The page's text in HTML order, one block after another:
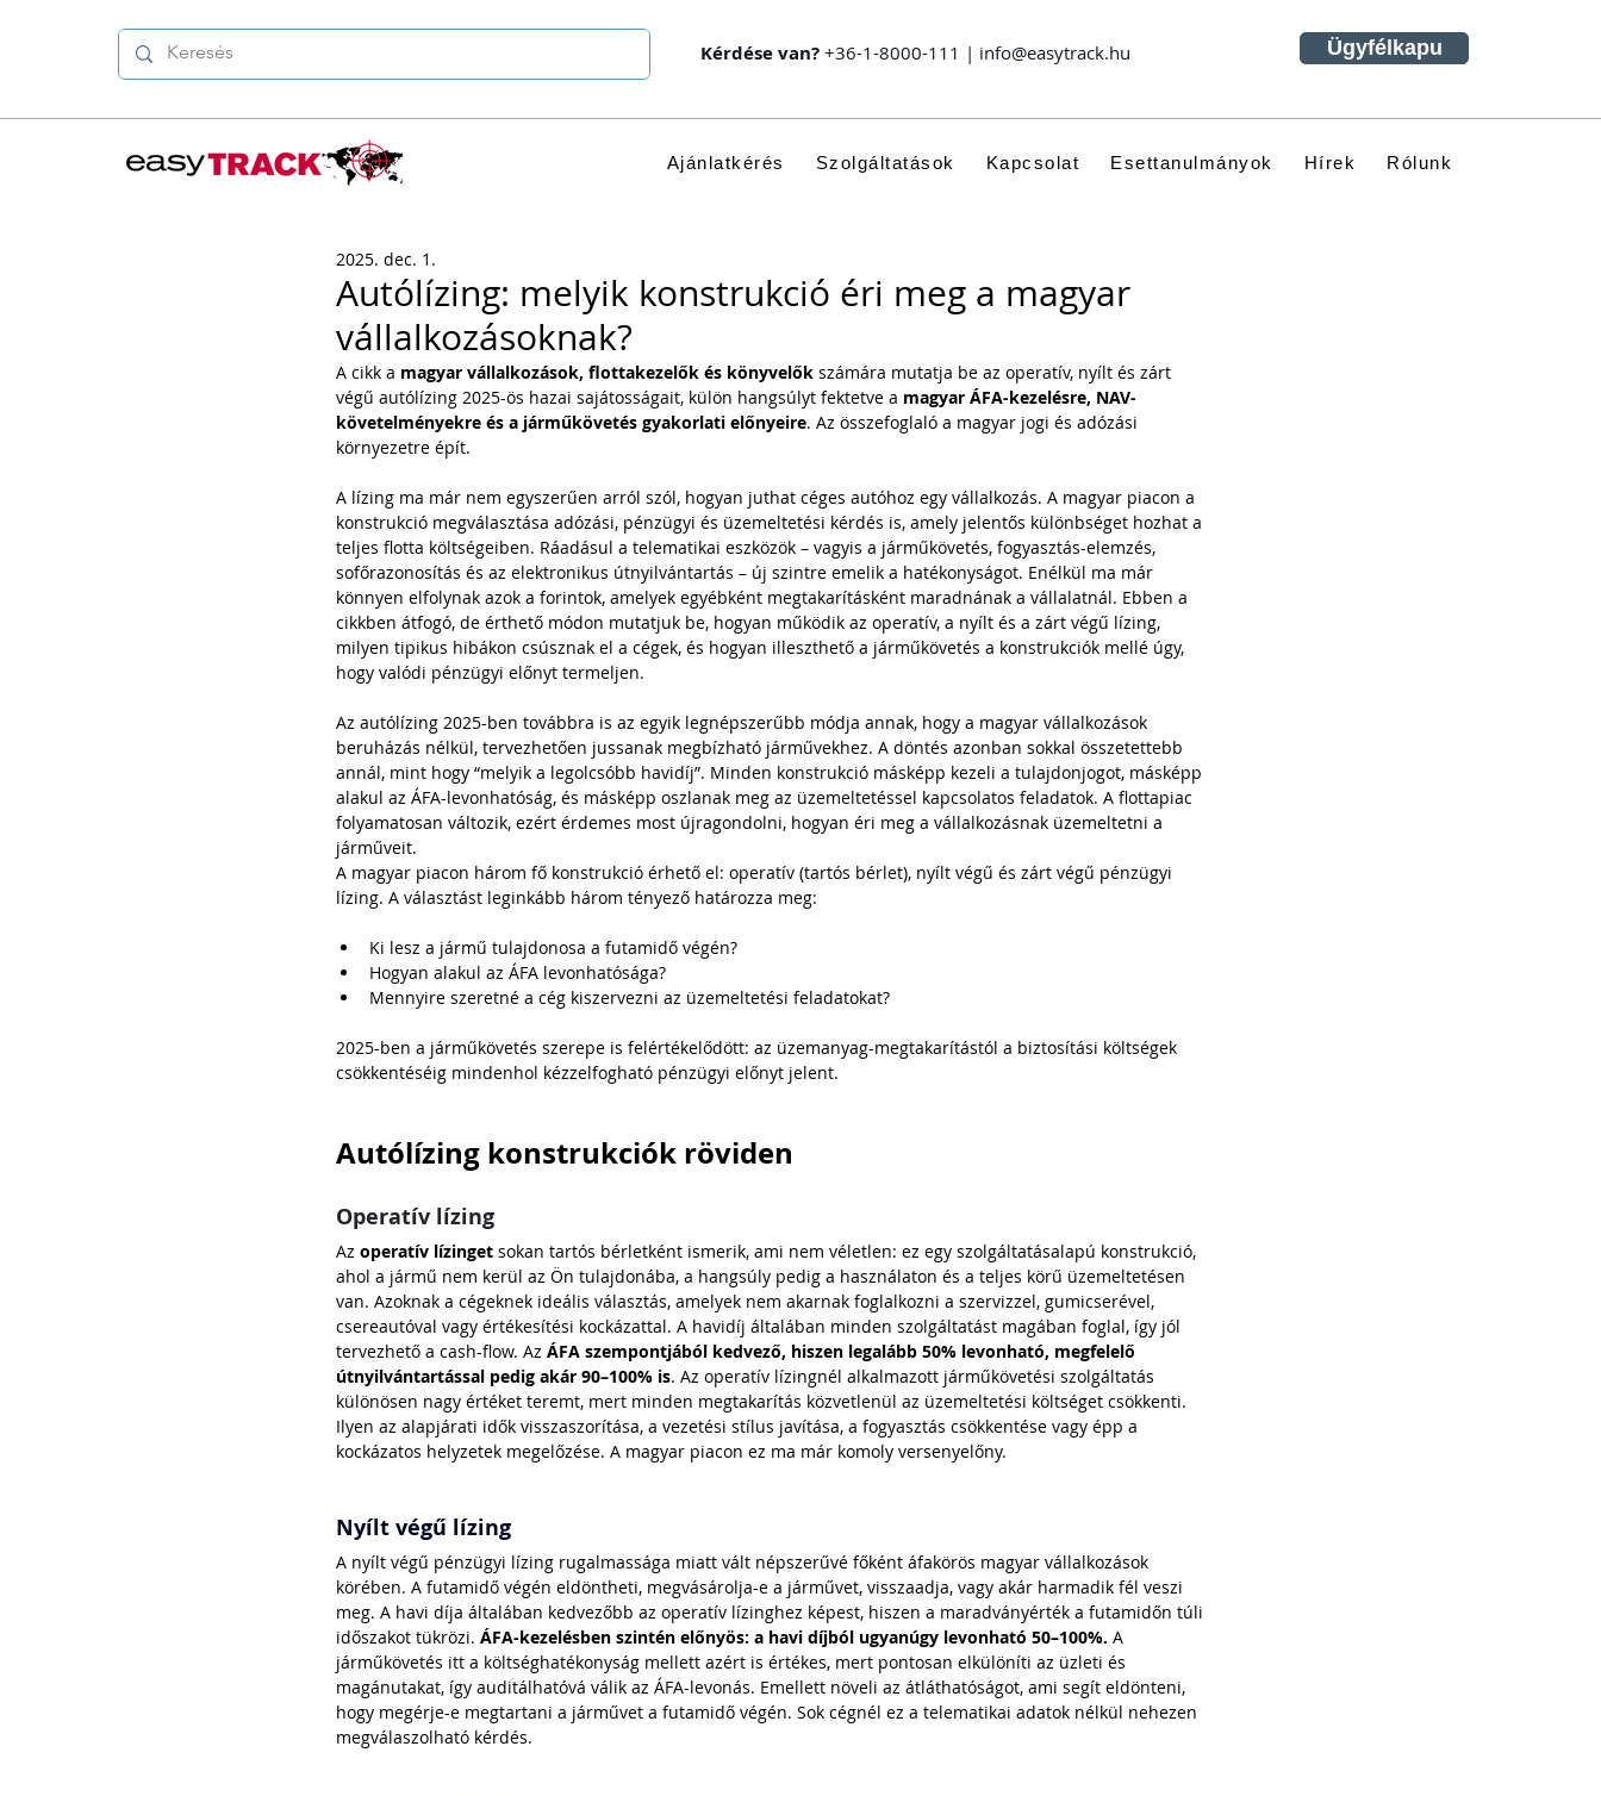
Kérdése van? +36-1-8000-111 | info@easytrack.hu Ügyfélkapu
Ajánlatkérés Szolgáltatások Kapcsolat Esettanulmányok Hírek Rólunk
Autólízing: melyik konstrukció éri meg a magyar
vállalkozásoknak?
2025. dec. 1.
A cikk a magyar vállalkozások, flottakezelők és könyvelők számára mutatja be az operatív, nyílt és zárt
végű autólízing 2025-ös hazai sajátosságait, külön hangsúlyt fektetve a magyar ÁFA-kezelésre, NAV-
követelményekre és a járműkövetés gyakorlati előnyeire. Az összefoglaló a magyar jogi és adózási
környezetre épít.
A lízing ma már nem egyszerűen arról szól, hogyan juthat céges autóhoz egy vállalkozás. A magyar piacon a
konstrukció megválasztása adózási, pénzügyi és üzemeltetési kérdés is, amely jelentős különbséget hozhat a
teljes flotta költségeiben. Ráadásul a telematikai eszközök – vagyis a járműkövetés, fogyasztás-elemzés,
sofőrazonosítás és az elektronikus útnyilvántartás – új szintre emelik a hatékonyságot. Enélkül ma már
könnyen elfolynak azok a forintok, amelyek egyébként megtakarításként maradnának a vállalatnál. Ebben a
cikkben átfogó, de érthető módon mutatjuk be, hogyan működik az operatív, a nyílt és a zárt végű lízing,
milyen tipikus hibákon csúsznak el a cégek, és hogyan illeszthető a járműkövetés a konstrukciók mellé úgy,
hogy valódi pénzügyi előnyt termeljen.
Az autólízing 2025-ben továbbra is az egyik legnépszerűbb módja annak, hogy a magyar vállalkozások
beruházás nélkül, tervezhetően jussanak megbízható járművekhez. A döntés azonban sokkal összetettebb
annál, mint hogy “melyik a legolcsóbb havidíj”. Minden konstrukció másképp kezeli a tulajdonjogot, másképp
alakul az ÁFA-levonhatóság, és másképp oszlanak meg az üzemeltetéssel kapcsolatos feladatok. A flottapiac
folyamatosan változik, ezért érdemes most újragondolni, hogyan éri meg a vállalkozásnak üzemeltetni a
járműveit.
A magyar piacon három fő konstrukció érhető el: operatív (tartós bérlet), nyílt végű és zárt végű pénzügyi
lízing. A választást leginkább három tényező határozza meg:
Ki lesz a jármű tulajdonosa a futamidő végén?
Hogyan alakul az ÁFA levonhatósága?
Mennyire szeretné a cég kiszervezni az üzemeltetési feladatokat?
2025-ben a járműkövetés szerepe is felértékelődött: az üzemanyag-megtakarítástól a biztosítási költségek
csökkentéséig mindenhol kézzelfogható pénzügyi előnyt jelent.
Autólízing konstrukciók röviden
Operatív lízing
Az operatív lízinget sokan tartós bérletként ismerik, ami nem véletlen: ez egy szolgáltatásalapú konstrukció,
ahol a jármű nem kerül az Ön tulajdonába, a hangsúly pedig a használaton és a teljes körű üzemeltetésen
van. Azoknak a cégeknek ideális választás, amelyek nem akarnak foglalkozni a szervizzel, gumicserével,
csereautóval vagy értékesítési kockázattal. A havidíj általában minden szolgáltatást magában foglal, így jól
tervezhető a cash-flow. Az ÁFA szempontjából kedvező, hiszen legalább 50% levonható, megfelelő
útnyilvántartással pedig akár 90–100% is. Az operatív lízingnél alkalmazott járműkövetési szolgáltatás
különösen nagy értéket teremt, mert minden megtakarítás közvetlenül az üzemeltetési költséget csökkenti.
Ilyen az alapjárati idők visszaszorítása, a vezetési stílus javítása, a fogyasztás csökkentése vagy épp a
kockázatos helyzetek megelőzése. A magyar piacon ez ma már komoly versenyelőny.
Nyílt végű lízing
A nyílt végű pénzügyi lízing rugalmassága miatt vált népszerűvé főként áfakörös magyar vállalkozások
körében. A futamidő végén eldöntheti, megvásárolja-e a járművet, visszaadja, vagy akár harmadik fél veszi
meg. A havi díja általában kedvezőbb az operatív lízinghez képest, hiszen a maradványérték a futamidőn túli
időszakot tükrözi. ÁFA-kezelésben szintén előnyös: a havi díjból ugyanúgy levonható 50–100%. A
járműkövetés itt a költséghatékonyság mellett azért is értékes, mert pontosan elkülöníti az üzleti és
magánutakat, így auditálhatóvá válik az ÁFA-levonás. Emellett növeli az átláthatóságot, ami segít eldönteni,
hogy megérje-e megtartani a járművet a futamidő végén. Sok cégnél ez a telematikai adatok nélkül nehezen
megválaszolható kérdés.